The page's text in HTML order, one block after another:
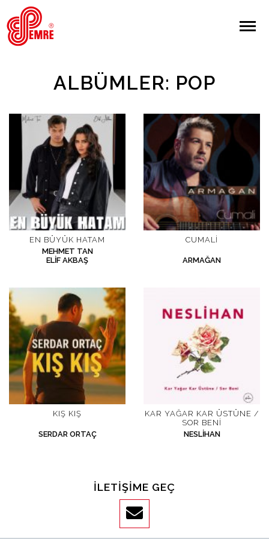
EMRE PLAK
ARAMA
Giriş Yap/Kayıt Ol
Anasayfa
Hakkımızda
Sanatçılar
Albümler
İletişim
en
ALBÜMLER: POP
EN BÜYÜK HATAM
MEHMET TAN
ELIF AKBAŞ
CUMALI
ARMAĞAN
KIŞ KIŞ
SERDAR ORTAÇ
KAR YAĞAR KAR ÜSTÜNE /
SOR BENI
NESLIHAN
İLETIŞIME GEÇ